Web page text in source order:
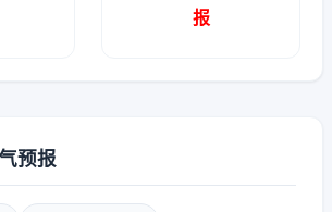
报
预报